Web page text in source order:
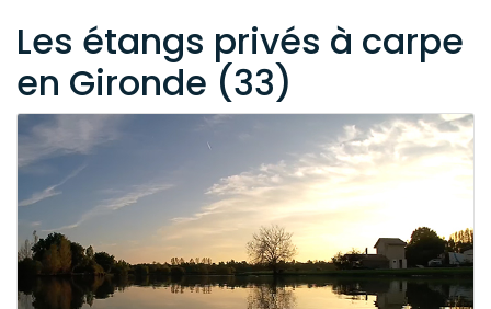
Les étangs privés à carpe
en Gironde (33)